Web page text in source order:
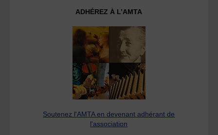
ADHÉREZ À L’AMTA
Soutenez l'AMTA en devenant adhérant de
l'association